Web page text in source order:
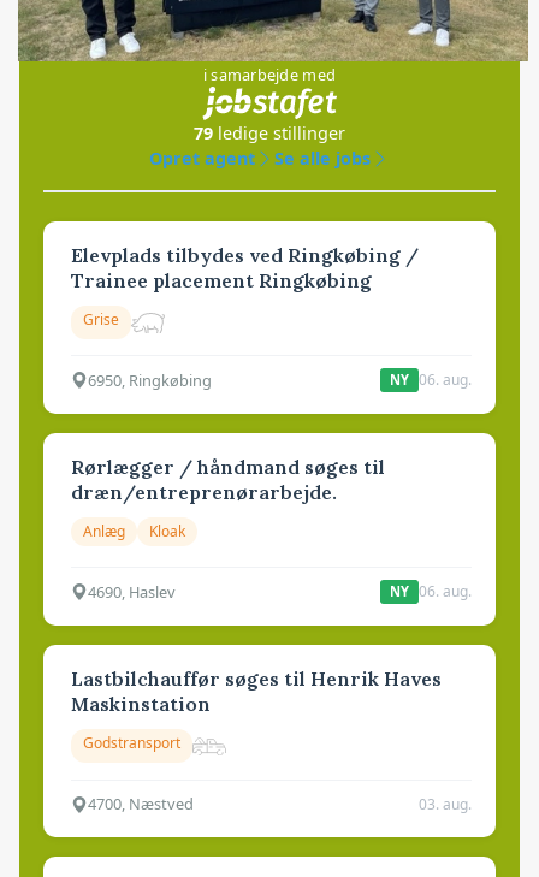
Jobs
i samarbejde med
79 ledige stillinger
Opret agent
Se alle jobs
Elevplads tilbydes ved Ringkøbing /
Trainee placement Ringkøbing
Grise
6950, Ringkøbing NY 06. aug.
Rørlægger / håndmand søges til
dræn/entreprenørarbejde.
Anlæg Kloak
4690, Haslev NY 06. aug.
Lastbilchauffør søges til Henrik Haves
Maskinstation
Godstransport
4700, Næstved 03. aug.